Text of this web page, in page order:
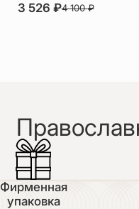
3 526 ₽4 100₽
Фирменная
упаковка